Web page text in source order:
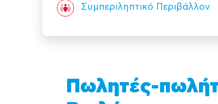
Συμπεριληπτικό Περιβάλλον
Πωλητές-